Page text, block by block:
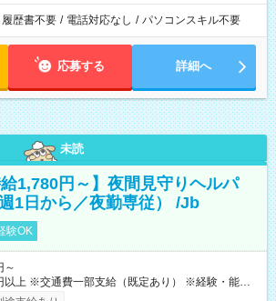
履歴書不要 / 電話対応なし / パソコンスキル不要
応募する 詳細へ
未読
給1,780円～】夜間見守りヘルパ
1日から／夜勤専従） /Jb
験OK
～
以上 ※交通費一部支給（既定あり） ※経験・能力を
勤務の場合：1,780円×8時